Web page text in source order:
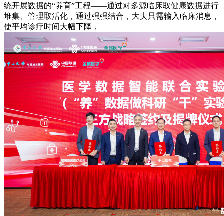
统开展数据的“养育”工程——通过对多源临床取健康数据进行
堆集、管理取活化，通过强强结合，大夫只需输入临床消息，
使平均诊疗时间大幅下降，